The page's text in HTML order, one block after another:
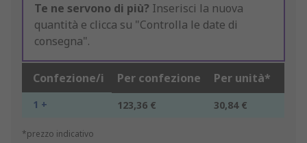
Te ne servono di più? Inserisci la nuova
quantità e clicca su "Controlla le date di
consegna".
Confezione/i Per confezione Per unità*
1 + 123,36 € 30,84 €
*prezzo indicativo